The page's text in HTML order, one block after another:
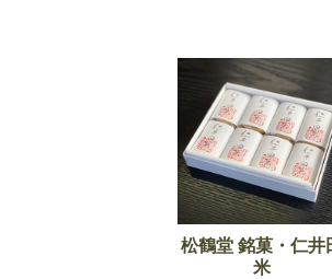
松鶴堂 銘菓・仁井
米